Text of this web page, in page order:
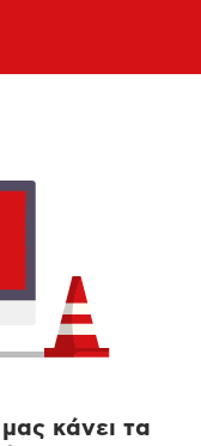
κάνει τα